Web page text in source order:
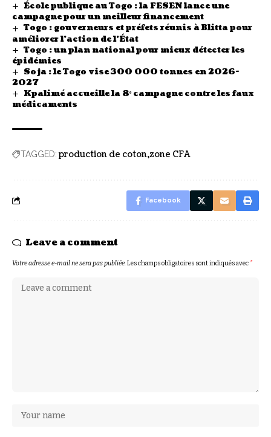
École publique au Togo : la FESEN lance une
campagne pour un meilleur financement
Togo : gouverneurs et préfets réunis à Blitta pour
améliorer l’action de l’État
Togo : un plan national pour mieux détecter les
épidémies
Soja : le Togo vise 300 000 tonnes en 2026-
2027
Kpalimé accueille la 8ᵉ campagne contre les faux
médicaments
TAGGED: production de coton zone CFA
Facebook
Leave a comment
Votre adresse e-mail ne sera pas publiée.Les champs obligatoires sont indiqués avec*